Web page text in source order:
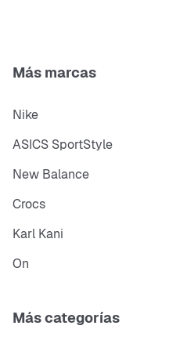
Más marcas
Nike
ASICS SportStyle
New Balance
Crocs
Karl Kani
On
Más categorías